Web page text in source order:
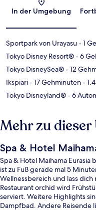
In der Umgebung
Sportpark von Urayasu- 1
Tokyo Disney Resort®- 6
Tokyo DisneySea®- 12
Ikspiari- 17 Gehminuten-
Tokyo Disneyland®- 6
Mehr zu
Spa & Hotel
Spa & Hotel Maihama Eurasia
ist zu Fuß gerade mal 5
Wellnessbereich und lass
Restaurant orchid wird
serviert. Weitere Highlights
Dampfbad. Andere Reisende